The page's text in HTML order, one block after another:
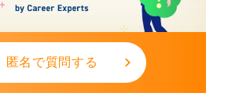
匿名で質問する